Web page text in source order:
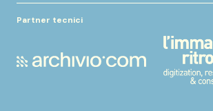
Partner tecnici